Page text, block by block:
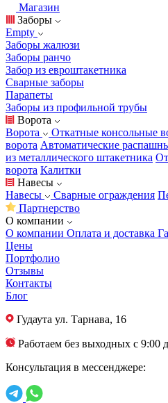
Магазин
Заборы
Empty
Заборы жалюзи
Заборы ранчо
Забор из евроштакетника
Сварные заборы
Парапеты
Заборы из профильной трубы
Ворота
Ворота
Откатные консольные
ворота Автоматические
из металлического штакетника
ворота Калитки
Навесы
Навесы
Сварные ограждения
Партнерство
О компании
О компании Оплата и доставка
Цены
Портфолио
Отзывы
Контакты
Блог
Гудаута ул. Тарнава, 16
Работаем без выходных с 9:00
Консультация в мессенджере: